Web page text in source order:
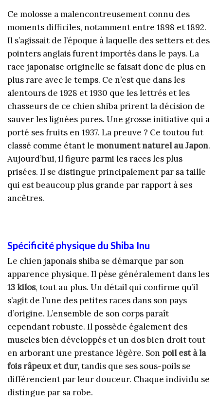
Ce molosse a malencontreusement connu des
moments difficiles, notamment entre 1898 et 1892.
Il s’agissait de l’époque à laquelle des setters et des
pointers anglais furent importés dans le pays. La
race japonaise originelle se faisait donc de plus en
plus rare avec le temps. Ce n’est que dans les
alentours de 1928 et 1930 que les lettrés et les
chasseurs de ce chien shiba prirent la décision de
sauver les lignées pures. Une grosse initiative qui a
porté ses fruits en 1937. La preuve ? Ce toutou fut
classé comme étant le monument naturel au Japon.
Aujourd’hui, il figure parmi les races les plus
prisées. Il se distingue principalement par sa taille
qui est beaucoup plus grande par rapport à ses
ancêtres.
Spécificité physique du Shiba Inu
Le chien japonais shiba se démarque par son
apparence physique. Il pèse généralement dans les
13 kilos, tout au plus. Un détail qui confirme qu’il
s’agit de l’une des petites races dans son pays
d’origine. L’ensemble de son corps paraît
cependant robuste. Il possède également des
muscles bien développés et un dos bien droit tout
en arborant une prestance légère. Son poil est à la
fois râpeux et dur,tandis que ses sous-poils se
différencient par leur douceur. Chaque individu se
distingue par sa robe.